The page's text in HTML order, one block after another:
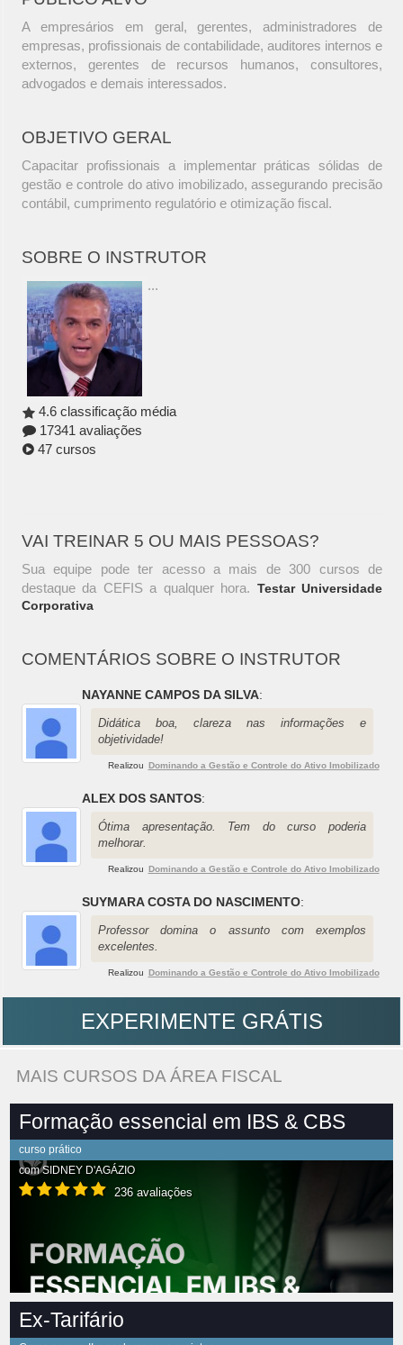
A empresários em geral, gerentes, administradores de
empresas, profissionais de contabilidade, auditores internos e
externos, gerentes de recursos humanos, consultores,
advogados e demais interessados.
OBJETIVO GERAL
Capacitar profissionais a implementar práticas sólidas de
gestão e controle do ativo imobilizado, assegurando precisão
contábil, cumprimento regulatório e otimização fiscal.
SOBRE O INSTRUTOR
...
4.6 classificação média
17341 avaliações
47 cursos
VAI TREINAR 5 OU MAIS PESSOAS?
Sua equipe pode ter acesso a mais de 300 cursos de
destaque da CEFIS a qualquer hora. Testar Universidade
Corporativa
COMENTÁRIOS SOBRE O INSTRUTOR
NAYANNE CAMPOS DA SILVA:
Didática boa, clareza nas informações e
objetividade!
Realizou Dominando a Gestão e Controle do Ativo Imobilizado
ALEX DOS SANTOS:
Ótima apresentação. Tem do curso poderia
melhorar.
Realizou Dominando a Gestão e Controle do Ativo Imobilizado
SUYMARA COSTA DO NASCIMENTO:
Professor domina o assunto com exemplos
excelentes.
Realizou Dominando a Gestão e Controle do Ativo Imobilizado
EXPERIMENTE GRÁTIS
MAIS CURSOS DA ÁREA FISCAL
Formação essencial em IBS & CBS
curso prático
comSIDNEY D'AGÁZIO
236 avaliações
Ex-Tarifário